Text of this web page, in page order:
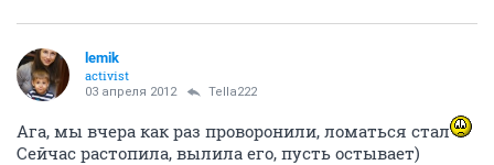
lemik
activist
03 апреля 2012 Tella222
Ага, мы вчера как раз проворонили, ломаться стал
Сейчас растопила, вылила его, пусть остывает)